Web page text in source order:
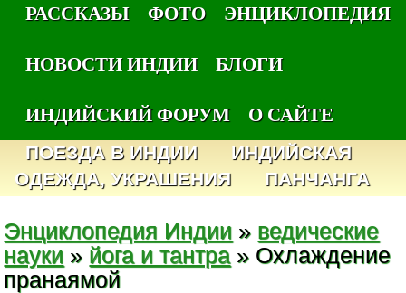
РАССКАЗЫ
ФОТО
ЭНЦИКЛОПЕДИЯ
НОВОСТИ ИНДИИ
БЛОГИ
ИНДИЙСКИЙ ФОРУМ
О САЙТЕ
ПОЕЗДА В ИНДИИ
ИНДИЙСКАЯ
ОДЕЖДА, УКРАШЕНИЯ
ПАНЧАНГА
Энциклопедия Индии » ведические
науки » йога и тантра » Охлаждение
пранаямой